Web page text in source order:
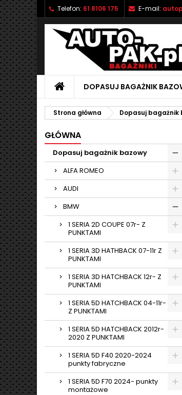
Telefon: 61 8106 175 E-mail:
DOPASUJ BAGAŻNIK
Strona główna Dopasuj bagażnik
GŁÓWNA
Dopasuj bagażnik bazowy
ALFA ROMEO
AUDI
BMW
1 SERIA 2D COUPE 07r- Z
PUNKTAMI
1 SERIA 3D HATHBACK 07-11r Z
PUNKTAMI
1 SERIA 3D HATCHBACK 12r- Z
PUNKTAMI
1 SERIA 5D HATCHBACK 04-11r-
Z PUNKTAMI
1 SERIA 5D HATCHBACK 2012r-
2020 Z PUNKTAMI
1 SERIA 5D F40 2020-2024
punkty fabryczne
1 SERIA 5D F70 2024- punkty
montażowe